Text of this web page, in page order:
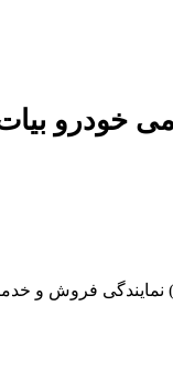
خودرو بيات
نمایندگی فروش و